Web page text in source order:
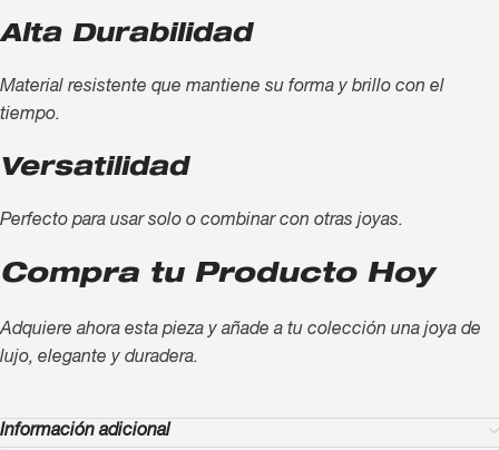
Alta Durabilidad
Material resistente que mantiene su forma y brillo con el
tiempo.
Versatilidad
Perfecto para usar solo o combinar con otras joyas.
Compra tu Producto Hoy
Adquiere ahora esta pieza y añade a tu colección una joya de
lujo, elegante y duradera.
Información adicional